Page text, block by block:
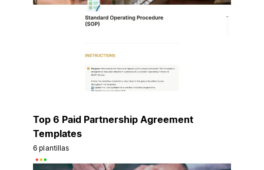
Top 6 Paid Partnership Agreement
Templates
6 plantillas